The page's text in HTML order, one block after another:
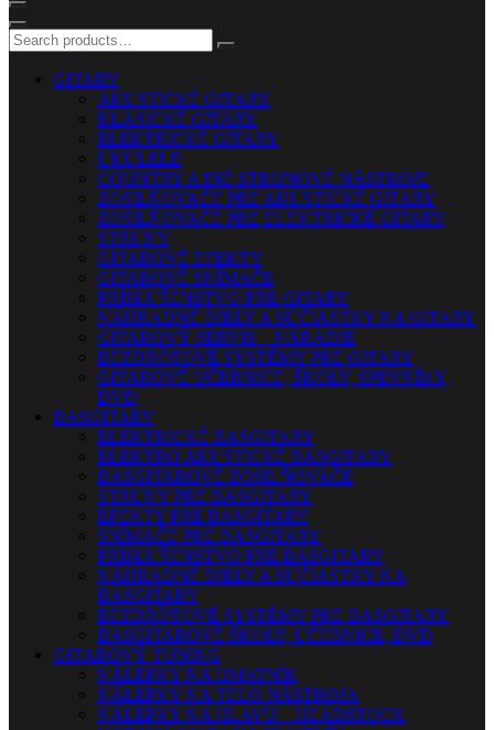
GITARY
AKUSTICKÉ GITARY
KLASICKÉ GITARY
ELEKTRICKÉ GITARY
UKULELE
COUNTRY A INÉ STRUNOVÉ NÁSTROJE
ZOSILŇOVAČE PRE AKUSTICKÉ GITARY
ZOSILŇOVAČE PRE ELEKTRICKÉ GITARY
STRUNY
GITAROVÉ EFEKTY
GITAROVÉ SNÍMAČE
PRÍSLUŠENSTVO PRE GITARY
NÁHRADNÉ DIELY A SÚČIASTKY NA GITARY
GITAROVÝ SERVIS – NÁRADIE
BEZDRÔTOVÉ SYSTÉMY PRE GITARY
GITAROVÉ UČEBNICE, ŠKOLY, SPEVNÍKY,
DVD
BASGITARY
ELEKTRICKÉ BASGITARY
ELEKTRO AKUSTICKÉ BASGITARY
BASGITAROVÉ ZOSILŇOVAČE
STRUNY PRE BASGITARY
EFEKTY PRE BASGITARY
SNÍMAČE PRE BASGITARY
PRÍSLUŠENSTVO PRE BASGITARY
NÁHRADNÉ DIELY A SÚČIASTKY NA
BASGITARY
BEZDRÔTOVÉ SYSTÉMY PRE BASGITARY
BASGITAROVÉ ŠKOLY, UČEBNICE, DVD
GITAROVÝ TUNING
NÁLEPKY NA HMATNÍK
NÁLEPKY NA TELO NÁSTROJA
NÁLEPKY NA HLAVU – HEADSTOCK